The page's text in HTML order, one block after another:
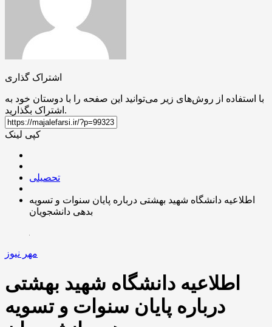
اشتراک گذاری
با استفاده از روش‌های زیر می‌توانید این صفحه را با دوستان خود به
اشتراک بگذارید.
کپی لینک
تحصیلی
اطلاعیه دانشگاه شهید بهشتی درباره پایان سنوات و تسویه
بدهی دانشجویان
مهر نیوز
اطلاعیه دانشگاه شهید بهشتی
درباره پایان سنوات و تسویه